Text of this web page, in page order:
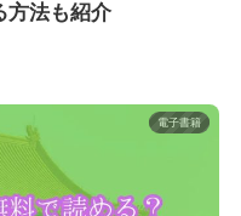
方法も紹介
電子書籍